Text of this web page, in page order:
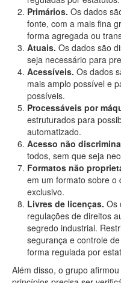
Primários. Os dados
fonte, com a mais fina
forma agregada ou
Atuais. Os dados são
seja necessário para
Acessíveis. Os dados
mais amplo possível e
possíveis.
Processáveis por
estruturados para
automatizado.
Acesso não
todos, sem que seja
Formatos não
em um formato sobre o
exclusivo.
Livres de licenças. Os
regulações de direitos
segredo industrial.
segurança e controle
forma regulada por
Além disso, o grupo